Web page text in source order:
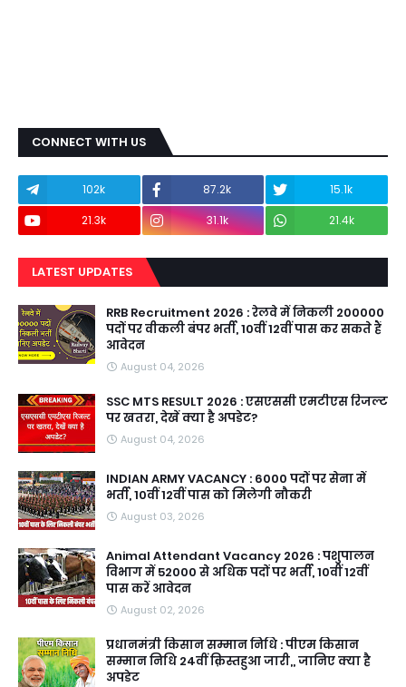
CONNECT WITH US
102k 87.2k
15.1k
21.3k
31.1k 21.4k
LATEST UPDATES
RRB Recruitment 2026 : रेलवे में निकली 200000
पदों पर वीकली बंपर भर्ती, 10वीं 12वीं पास कर सकते हैं
आवेदन
August 04, 2026
SSC MTS RESULT 2026 : एसएससी एमटीएस रिजल्ट
पर खतरा, देखें क्या है अपडेट?
August 04, 2026
INDIAN ARMY VACANCY : 6000 पदों पर सेना में
भर्ती, 10वीं 12वीं पास को मिलेगी नौकरी
August 03, 2026
Animal Attendant Vacancy 2026 : पशुपालन
विभाग में 52000 से अधिक पदों पर भर्ती, 10वीं 12वीं
पास करें आवेदन
August 02, 2026
प्रधानमंत्री किसान सम्मान निधि : पीएम किसान
सम्मान निधि 24वीं क़िस्तहुआ जारी,, जानिए क्या है
अपडेट